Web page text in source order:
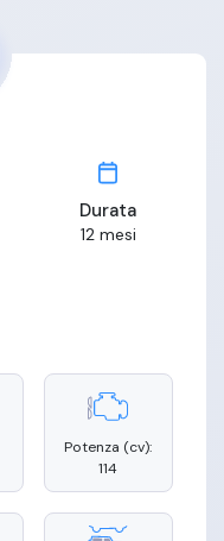
Durata
12mesi
Potenza (cv):
114